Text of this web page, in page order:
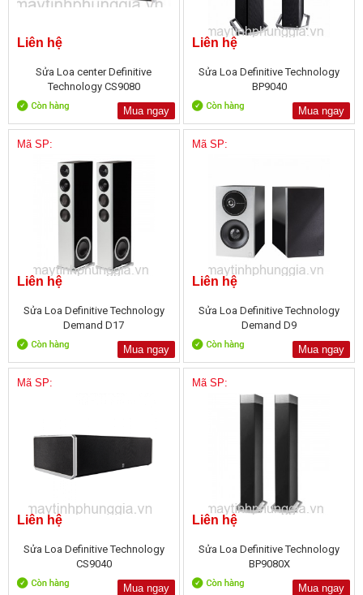
Liên hệ
Sửa Loa center Definitive
Technology CS9080
Mua ngay
Liên hệ
Sửa Loa Definitive Technology
BP9040
Mua ngay
Mã SP:
Liên hệ
Sửa Loa Definitive Technology
Demand D17
Mua ngay
Mã SP:
Liên hệ
Sửa Loa Definitive Technology
Demand D9
Mua ngay
Mã SP:
Liên hệ
Sửa Loa Definitive Technology
CS9040
Mua ngay
Mã SP:
Liên hệ
Sửa Loa Definitive Technology
BP9080X
Mua ngay